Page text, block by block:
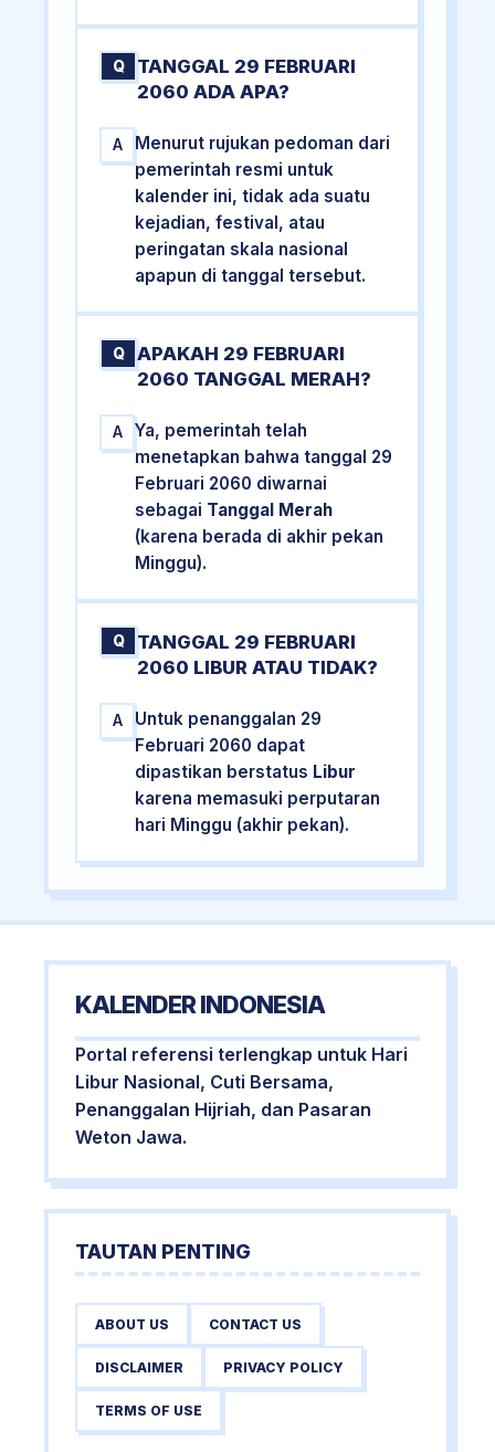
Q
TANGGAL 29 FEBRUARI
2060 ADA APA?
A
Menurut rujukan pedoman dari
pemerintah resmi untuk
kalender ini, tidak ada suatu
kejadian, festival, atau
peringatan skala nasional
apapun di tanggal tersebut.
Q
APAKAH 29 FEBRUARI
2060 TANGGAL MERAH?
A
Ya, pemerintah telah
menetapkan bahwa tanggal 29
Februari 2060 diwarnai
sebagai Tanggal Merah
(karena berada di akhir pekan
Minggu).
Q
TANGGAL 29 FEBRUARI
2060 LIBUR ATAU TIDAK?
A
Untuk penanggalan 29
Februari 2060 dapat
dipastikan berstatus Libur
karena memasuki perputaran
hari Minggu (akhir pekan).
KALENDER INDONESIA
Portal referensi terlengkap untuk Hari
Libur Nasional, Cuti Bersama,
Penanggalan Hijriah, dan Pasaran
Weton Jawa.
TAUTAN PENTING
ABOUT US CONTACT US
DISCLAIMER PRIVACY POLICY
TERMS OF USE